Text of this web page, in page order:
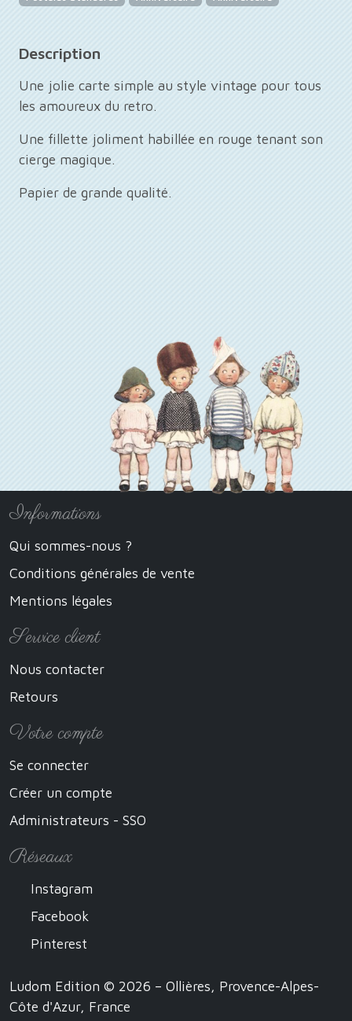
Description
Une jolie carte simple au style vintage pour tous
les amoureux du retro.
Une fillette joliment habillée en rouge tenant son
cierge magique.
Papier de grande qualité.
Informations
Qui sommes-nous ?
Conditions générales de vente
Mentions légales
Service client
Nous contacter
Retours
Votre compte
Se connecter
Créer un compte
Administrateurs - SSO
Réseaux
Instagram
Facebook
Pinterest
Ludom Edition © 2026 – Ollières, Provence-Alpes-
Côte d'Azur, France